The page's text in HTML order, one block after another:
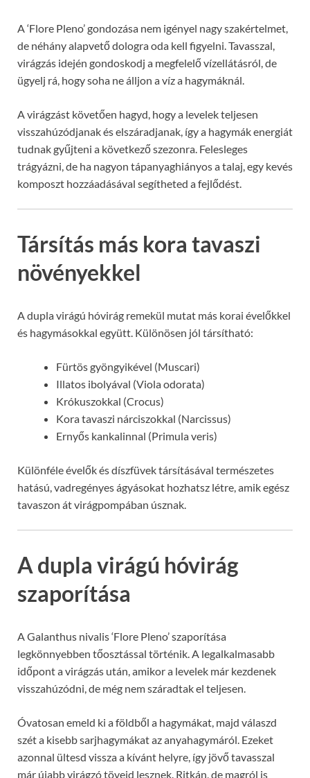
A ‘Flore Pleno’ gondozása nem igényel nagy szakértelmet,
de néhány alapvető dologra oda kell figyelni. Tavasszal,
virágzás idején gondoskodj a megfelelő vízellátásról, de
ügyelj rá, hogy soha ne álljon a víz a hagymáknál.
A virágzást követően hagyd, hogy a levelek teljesen
visszahúzódjanak és elszáradjanak, így a hagymák energiát
tudnak gyűjteni a következő szezonra. Felesleges
trágyázni, de ha nagyon tápanyaghiányos a talaj, egy kevés
komposzt hozzáadásával segítheted a fejlődést.
Társítás más kora tavaszi
növényekkel
A dupla virágú hóvirág remekül mutat más korai évelőkkel
és hagymásokkal együtt. Különösen jól társítható:
Fürtös gyöngyikével (Muscari)
Illatos ibolyával (Viola odorata)
Krókuszokkal (Crocus)
Kora tavaszi nárciszokkal (Narcissus)
Ernyős kankalinnal (Primula veris)
Különféle évelők és díszfüvek társításával természetes
hatású, vadregényes ágyásokat hozhatsz létre, amik egész
tavaszon át virágpompában úsznak.
A dupla virágú hóvirág
szaporítása
A Galanthus nivalis ‘Flore Pleno’ szaporítása
legkönnyebben tőosztással történik. A legalkalmasabb
időpont a virágzás után, amikor a levelek már kezdenek
visszahúzódni, de még nem száradtak el teljesen.
Óvatosan emeld ki a földből a hagymákat, majd válaszd
szét a kisebb sarjhagymákat az anyahagymáról. Ezeket
azonnal ültesd vissza a kívánt helyre, így jövő tavasszal
már újabb virágzó töveid lesznek. Ritkán, de magról is